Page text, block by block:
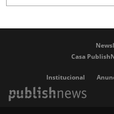
Casa
Institucional